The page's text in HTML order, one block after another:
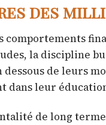
des
comportements
la discipline
de leurs
dans leur
de long